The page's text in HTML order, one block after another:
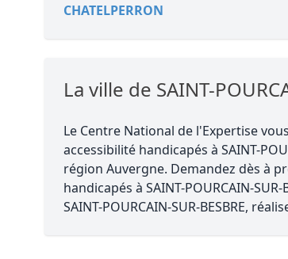
CHATELPERRON
La ville de SAINT-
Le Centre National de l'Expertise
accessibilité handicapés à SAINT-
région Auvergne. Demandez dès à
handicapés à SAINT-POURCAIN-
SAINT-POURCAIN-SUR-BESBRE,